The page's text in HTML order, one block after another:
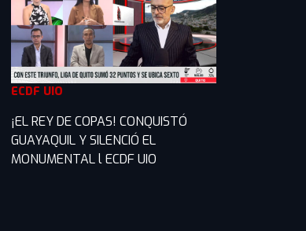
ECDF UIO
¡EL REY DE COPAS! CONQUISTÓ
GUAYAQUIL Y SILENCIÓ EL
MONUMENTAL l ECDF UIO